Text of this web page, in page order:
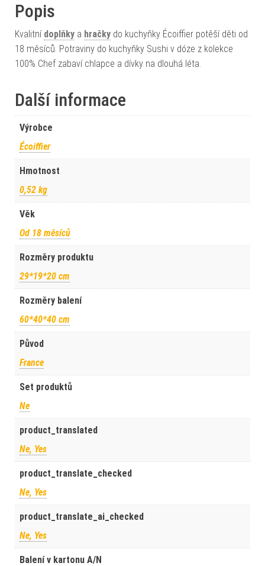
Popis
Kvalitní doplňky a hračky do kuchyňky Écoiffier potěší děti od
18 měsíců. Potraviny do kuchyňky Sushi v dóze z kolekce
100% Chef zabaví chlapce a dívky na dlouhá léta.
Další informace
Výrobce
Écoiffier
Hmotnost
0,52 kg
Věk
Od 18 měsíců
Rozměry produktu
29*19*20 cm
Rozměry balení
60*40*40 cm
Původ
France
Set produktů
Ne
product_translated
Ne, Yes
product_translate_checked
Ne, Yes
product_translate_ai_checked
Ne, Yes
Balení v kartonu A/N